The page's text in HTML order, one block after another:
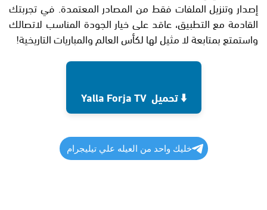
إصدار وتنزيل الملفات فقط من المصادر المعتمدة. في تجربتك
القادمة مع التطبيق، عاقد على خيار الجودة المناسب لاتصالك
واستمتع بمتابعة لا مثيل لها لكأس العالم والمباريات التاريخية!
⬇️ تحميل Yalla Forja TV
خليك واحد من العيله علي تيليجرام